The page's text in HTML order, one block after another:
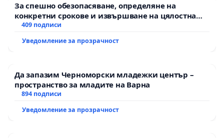
За спешно обезопасяване, определяне на
конкретни срокове и извършване на цялостна
рехабилитация на републиканския път между
Мирово - к.к. Момин проход
409 подписи
Уведомление за прозрачност
Да запазим Черноморски младежки център –
пространство за младите на Варна
894 подписи
Уведомление за прозрачност